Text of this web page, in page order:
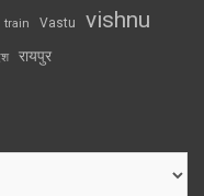
train Vastu vishnu
रायपुर